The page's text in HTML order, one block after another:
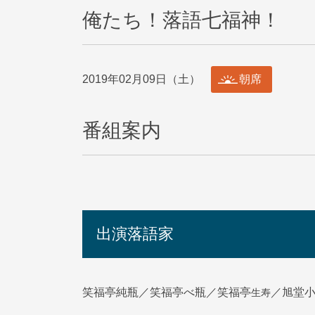
俺たち！落語七福神！
2019年02月09日（土） 朝席
番組案内
出演落語家
笑福亭純瓶／笑福亭べ瓶／笑福亭生寿 ／旭堂